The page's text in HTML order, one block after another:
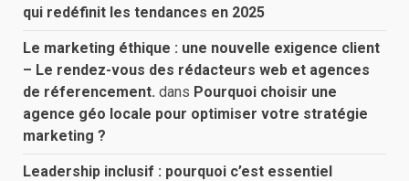
qui redéfinit les tendances en 2025
Le marketing éthique : une nouvelle exigence client
– Le rendez-vous des rédacteurs web et agences
de réferencement. dans Pourquoi choisir une
agence géo locale pour optimiser votre stratégie
marketing ?
Leadership inclusif : pourquoi c’est essentiel